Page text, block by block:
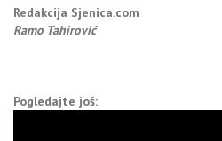
Redakcija Sjenica.com
Ramo Tahirović
Pogledajte još: